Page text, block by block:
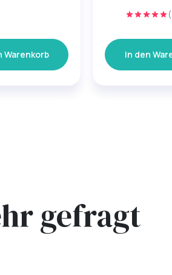
Warenkorb In den
gefragt